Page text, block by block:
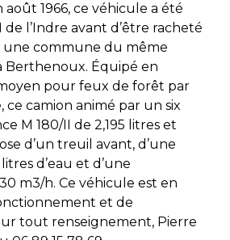
1966, ce véhicule a été
de l’Indre avant d’être racheté
une commune du même
Berthenoux. Équipé en
pour feux de forêt par
ce camion animé par un six
M 180/II de 2,195 litres et
d’un treuil avant, d’une
d’eau et d’une
m3/h. Ce véhicule est en
et de
tout renseignement, Pierre